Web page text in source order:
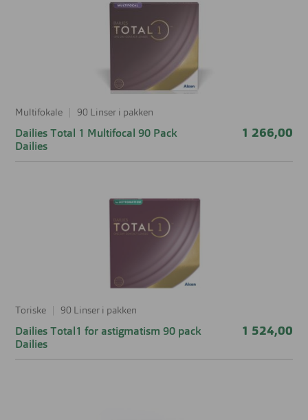
Multifokale 90 Linser i pakken
Dailies Total 1 Multifocal 90 Pack
Dailies
1 266,00
Toriske 90 Linser i pakken
Dailies Total1 for astigmatism 90 pack
Dailies
1 524,00